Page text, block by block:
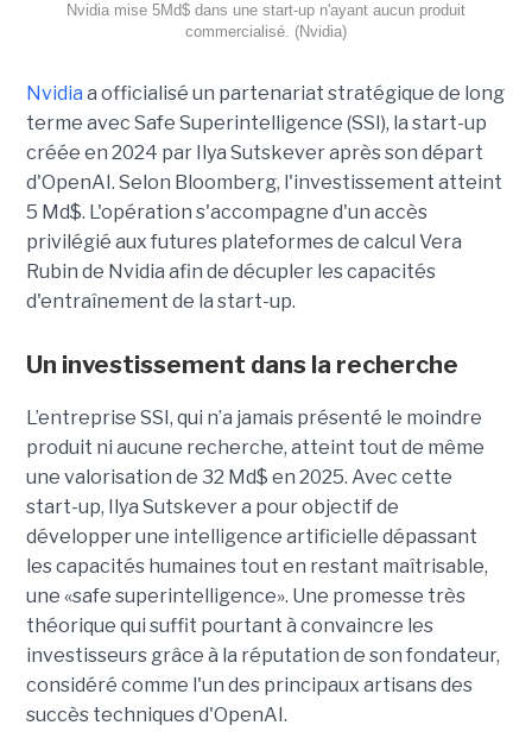
Nvidia mise 5Md$ dans une start-up n'ayant aucun produit
commercialisé. (Nvidia)
Nvidia a officialisé un partenariat stratégique de long
terme avec Safe Superintelligence (SSI), la start-up
créée en 2024 par Ilya Sutskever après son départ
d'OpenAI. Selon Bloomberg, l'investissement atteint
5 Md$. L'opération s'accompagne d'un accès
privilégié aux futures plateformes de calcul Vera
Rubin de Nvidia afin de décupler les capacités
d'entraînement de la start-up.
Un investissement dans la recherche
L’entreprise SSI, qui n’a jamais présenté le moindre
produit ni aucune recherche, atteint tout de même
une valorisation de 32 Md$ en 2025. Avec cette
start-up,
Ilya Sutskever a pour objectif de
développer une intelligence artificielle dépassant
les capacités humaines tout en restant maîtrisable,
une «safe superintelligence». Une promesse très
théorique qui suffit pourtant à convaincre les
investisseurs grâce à la réputation de son fondateur,
considéré comme l'un des principaux artisans des
succès techniques d'OpenAI.